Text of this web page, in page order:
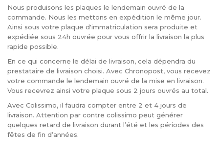
Nous produisons les plaques le lendemain ouvré de la
commande. Nous les mettons en expédition le même jour.
Ainsi sous votre plaque d'immatriculation sera produite et
expédiée sous 24h ouvrée pour vous offrir la livraison la plus
rapide possible.
En ce qui concerne le délai de livraison, cela dépendra du
prestataire de livraison choisi. Avec Chronopost, vous recevez
votre commande le lendemain ouvré de la mise en livraison.
Vous recevrez ainsi votre plaque sous 2 jours ouvrés au total.
Avec Colissimo, il faudra compter entre 2 et 4 jours de
livraison. Attention par contre colissimo peut générer
quelques retard de livraison durant l’été et les périodes des
fêtes de fin d’années.